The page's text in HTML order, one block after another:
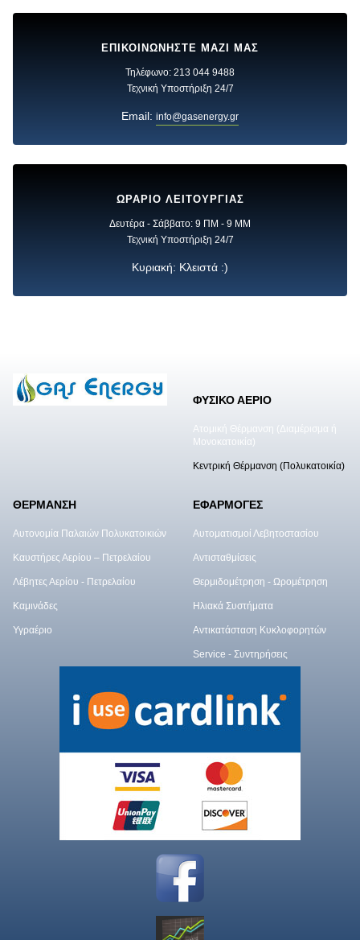
ΕΠΙΚΟΙΝΩΝΗΣΤΕ ΜΑΖΙ ΜΑΣ
Τηλέφωνο: 213 044 9488
Τεχνική Υποστήριξη 24/7
Email: info@gasenergy.gr
ΩΡΑΡΙΟ ΛΕΙΤΟΥΡΓΙΑΣ
Δευτέρα - Σάββατο: 9 ΠΜ - 9 ΜΜ
Τεχνική Υποστήριξη 24/7
Κυριακή: Κλειστά :)
ΦΥΣΙΚΟ ΑΕΡΙΟ
Ατομική Θέρμανση (Διαμέρισμα ή
Μονοκατοικία)
Κεντρική Θέρμανση (Πολυκατοικία)
ΘΕΡΜΑΝΣΗ
Αυτονομία Παλαιών Πολυκατοικιών
Καυστήρες Αερίου – Πετρελαίου
Λέβητες Αερίου - Πετρελαίου
Καμινάδες
Υγραέριο
ΕΦΑΡΜΟΓΕΣ
Αυτοματισμοί Λεβητοστασίου
Αντισταθμίσεις
Θερμιδομέτρηση - Ωρομέτρηση
Ηλιακά Συστήματα
Αντικατάσταση Κυκλοφορητών
Service - Συντηρήσεις